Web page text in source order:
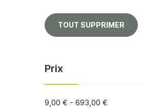
TOUT SUPPRIMER
Prix
9,00 € - 693,00 €